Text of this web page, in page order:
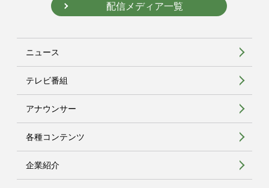
配信メディア一覧
ニュース
テレビ番組
アナウンサー
各種コンテンツ
企業紹介